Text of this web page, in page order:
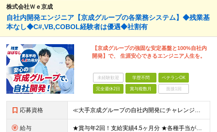
株式会社Ｗｅ京成
自社内開発エンジニア【京成グループの各業務システム】◆残業基
本なし◆C#,VB,COBOL経験者は優遇◆社割有
【京成グループの強固な安定基盤と100%自社内
開発】で、 生涯安心できるエンジニア人生を。
未経験歓迎 学歴不問 ベテランOK
完全週休2日 賞与複数月 面接1回
応募資格 ≪大手京成グループの自社内開発にチャレンジ≫ ◆学歴不問 ◆何らかの開発経験をお持ちの方 ┗C#,VB,COBOL経験者は優遇 ◎経験年数や業界、フェーズは問いません！ ◎微経験の方も大歓迎！
給与 ★賞与年2回！支給実績4.5ヶ月分 ★各種手当が充実 ■家族手当 ・配偶者：月5000円 ・子ども1人につき：月1000円 ■資格手当 ・基本情報技術者資格取得者：月5000円 ・応用情報技術者：月1